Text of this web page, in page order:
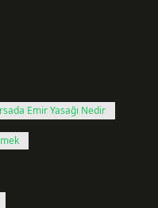
Emir Yasağı Nedir